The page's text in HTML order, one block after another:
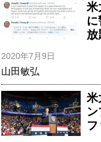
米
に
放
2020年7月9日
山田敏弘
米
ン
フ